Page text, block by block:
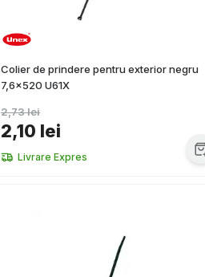
Colier de prindere pentru exterior negru
7,6x520 U61X
2,10 lei
2,73 lei
Livrare Expres